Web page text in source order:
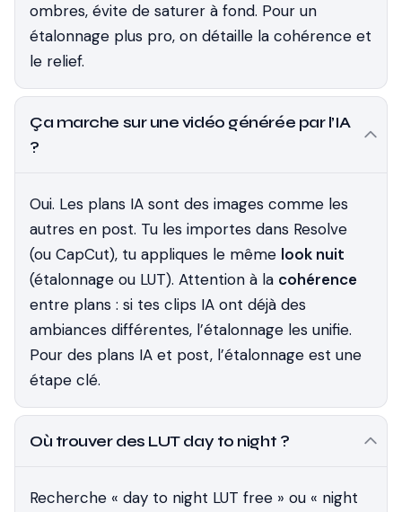
ombres, évite de saturer à fond. Pour un
étalonnage plus pro, on détaille la cohérence et
le relief.
Ça marche sur une vidéo générée par l’IA
?
Oui. Les plans IA sont des images comme les
autres en post. Tu les importes dans Resolve
(ou CapCut), tu appliques le même look nuit
(étalonnage ou LUT). Attention à la cohérence
entre plans : si tes clips IA ont déjà des
ambiances différentes, l’étalonnage les unifie.
Pour des plans IA et post, l’étalonnage est une
étape clé.
Où trouver des LUT day to night ?
Recherche « day to night LUT free » ou « night